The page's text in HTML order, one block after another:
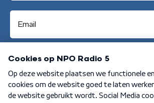
Aanmelden